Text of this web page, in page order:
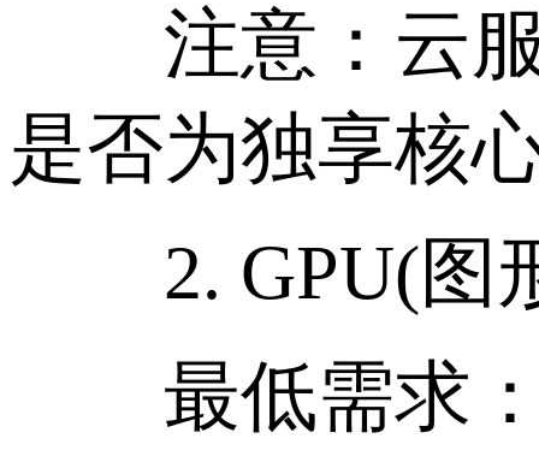
注意：云服
是否为独享核
2. GPU(图形
最低需求：